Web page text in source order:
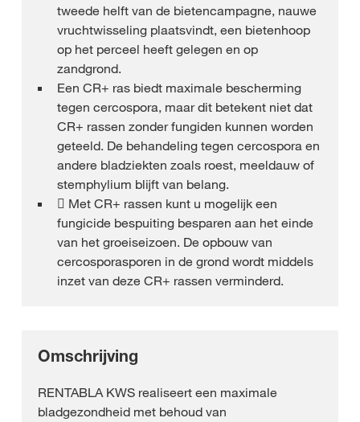
tweede helft van de bietencampagne, nauwe
vruchtwisseling plaatsvindt, een bietenhoop
op het perceel heeft gelegen en op
zandgrond.
Een CR+ ras biedt maximale bescherming
tegen cercospora, maar dit betekent niet dat
CR+ rassen zonder fungiden kunnen worden
geteeld. De behandeling tegen cercospora en
andere bladziekten zoals roest, meeldauw of
stemphylium blijft van belang.
 Met CR+ rassen kunt u mogelijk een
fungicide bespuiting besparen aan het einde
van het groeiseizoen. De opbouw van
cercosporasporen in de grond wordt middels
inzet van deze CR+ rassen verminderd.
Omschrijving
RENTABLA KWS realiseert een maximale
bladgezondheid met behoud van